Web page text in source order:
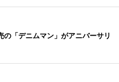
の「デニムマン」がアニバーサリ